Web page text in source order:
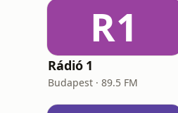
R1
Rádió 1
Budapest · 89.5 FM